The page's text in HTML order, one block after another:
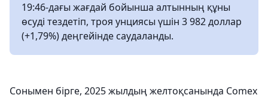
19:46-дағы жағдай бойынша алтынның құны
өсуді тездетіп, троя унциясы үшін 3 982 доллар
(+1,79%) деңгейінде саудаланды.
Сонымен бірге, 2025 жылдың желтоқсанында Comex